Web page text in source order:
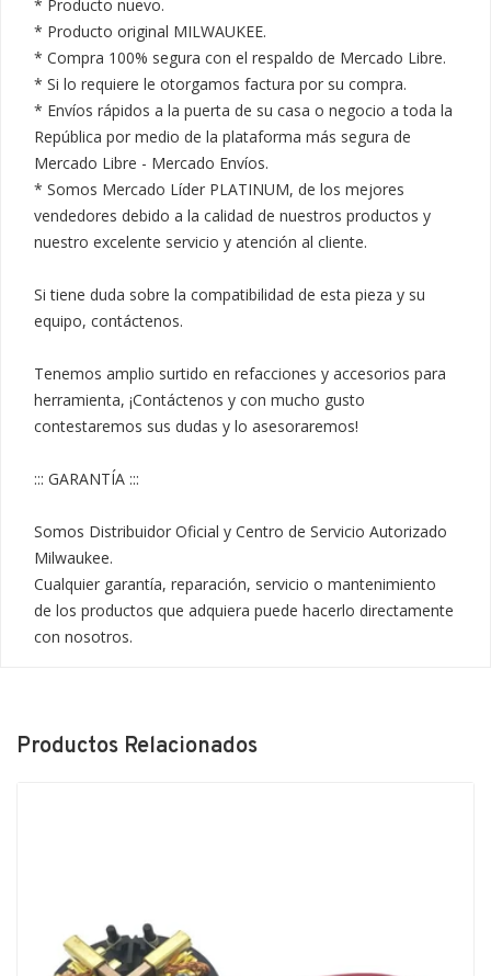
* Producto nuevo.
* Producto original MILWAUKEE.
* Compra 100% segura con el respaldo de Mercado Libre.
* Si lo requiere le otorgamos factura por su compra.
* Envíos rápidos a la puerta de su casa o negocio a toda la
República por medio de la plataforma más segura de
Mercado Libre - Mercado Envíos.
* Somos Mercado Líder PLATINUM, de los mejores
vendedores debido a la calidad de nuestros productos y
nuestro excelente servicio y atención al cliente.
Si tiene duda sobre la compatibilidad de esta pieza y su
equipo, contáctenos.
Tenemos amplio surtido en refacciones y accesorios para
herramienta, ¡Contáctenos y con mucho gusto
contestaremos sus dudas y lo asesoraremos!
::: GARANTÍA :::
Somos Distribuidor Oficial y Centro de Servicio Autorizado
Milwaukee.
Cualquier garantía, reparación, servicio o mantenimiento
de los productos que adquiera puede hacerlo directamente
con nosotros.
Productos Relacionados